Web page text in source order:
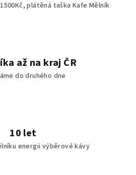
plátěná taška Kafe Mělník
až na kraj ČR
do druhého dne
10 let
energii výběrové kávy